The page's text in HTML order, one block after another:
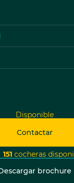
Disponible
Contactar
151cocheras
brochure